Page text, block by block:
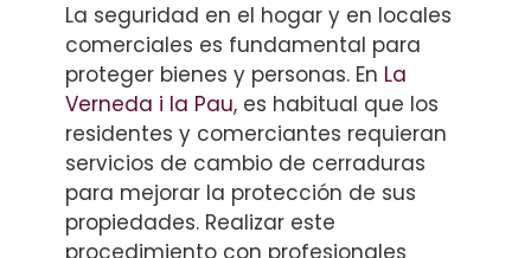
La seguridad en el hogar y en locales
comerciales es fundamental para
proteger bienes y personas. En La
Verneda i la Pau, es habitual que los
residentes y comerciantes requieran
servicios de cambio de cerraduras
para mejorar la protección de sus
propiedades. Realizar este
procedimiento con profesionales